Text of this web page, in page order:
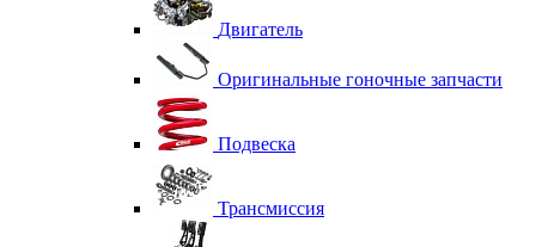
Двигатель
Оригинальные гоночные запчасти
Подвеска
Трансмиссия